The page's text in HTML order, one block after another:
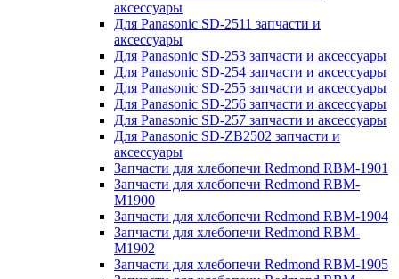
аксессуары
Для Panasonic SD-2511 запчасти и
аксессуары
Для Panasonic SD-253 запчасти и аксессуары
Для Panasonic SD-254 запчасти и аксессуары
Для Panasonic SD-255 запчасти и аксессуары
Для Panasonic SD-256 запчасти и аксессуары
Для Panasonic SD-257 запчасти и аксессуары
Для Panasonic SD-ZB2502 запчасти и
аксессуары
Запчасти для хлебопечи Redmond RBM-1901
Запчасти для хлебопечи Redmond RBM-
M1900
Запчасти для хлебопечи Redmond RBM-1904
Запчасти для хлебопечи Redmond RBM-
M1902
Запчасти для хлебопечи Redmond RBM-1905